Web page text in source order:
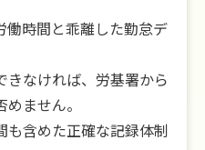
働時間と乖離した勤怠デ
きなければ、労基署から
ません。
も含めた正確な記録体制